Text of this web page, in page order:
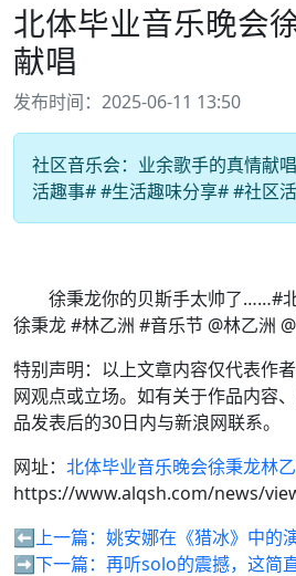
北体毕业音乐晚会
献唱
发布时间：2025-06-11 13:50
社区音乐会：业余歌手的真情献
活趣事# #生活趣味分享# #社区
徐秉龙你的贝斯手太帅了……#北
徐秉龙 #林乙洲 #音乐节 @林乙洲
特别声明：以上文章内容仅代表作
网观点或立场。如有关于作品内容
品发表后的30日内与新浪网联系。
网址： 北体毕业音乐晚会徐秉龙林
https://www.alqsh.com/news/
⬅️上一篇： 姚安娜在《猎冰》中的
➡️下一篇： 再听solo的震撼，这简